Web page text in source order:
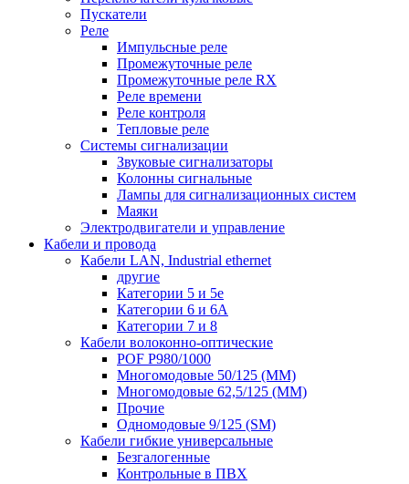
Пускатели
Реле
Импульсные реле
Промежуточные реле
Промежуточные реле RX
Реле времени
Реле контроля
Тепловые реле
Системы сигнализации
Звуковые сигнализаторы
Колонны сигнальные
Лампы для сигнализационных систем
Маяки
Электродвигатели и управление
Кабели и провода
Кабели LAN, Industrial ethernet
другие
Категории 5 и 5е
Категории 6 и 6A
Категории 7 и 8
Кабели волоконно-оптические
POF P980/1000
Многомодовые 50/125 (ММ)
Многомодовые 62,5/125 (ММ)
Прочие
Одномодовые 9/125 (SM)
Кабели гибкие универсальные
Безгалогенные
Контрольные в ПВХ